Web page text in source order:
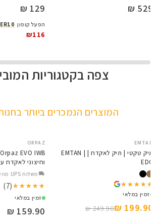
529 ₪
129 ₪
הפעל קופון
₪116
צפה בקטגוריות
מדויקים
המוצרים הנמכרים ביותר
וגלוק 17/19
EMTAN
תיק טקטי | תיק לאקדח | EMTAN |
★★★★★
★★★★★
זמין במלאי
199.90 ₪
249.90 ₪
ORPAZ
וחיצוני
מסוגו
משלוח UPS מהיר
★★★★★
★★★★★
זמין במלאי
159.90 ₪